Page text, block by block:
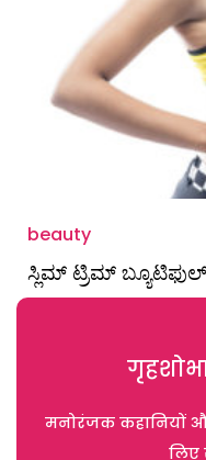
beauty
ಸ್ಲಿಮ್ ಟ್ರಿಮ್ ಬ್ಯೂಟಿಫುಲ್
मनोरंजक कहानियों
लिए